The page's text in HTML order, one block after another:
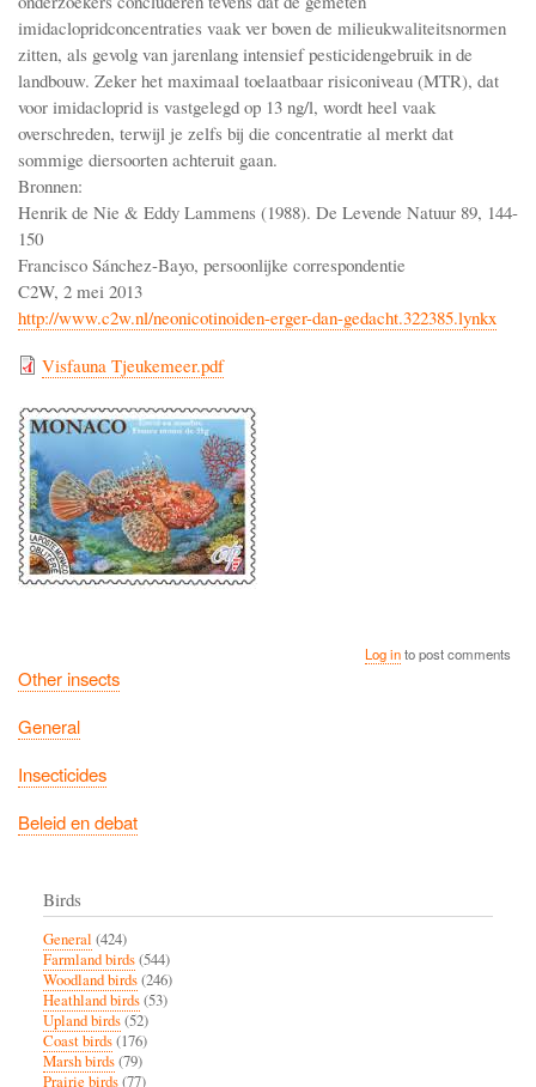
imidaclopridconcentraties vaak ver boven de milieukwaliteitsnormen
zitten, als gevolg van jarenlang intensief pesticidengebruik in de
landbouw. Zeker het maximaal toelaatbaar risiconiveau (MTR), dat
voor imidacloprid is vastgelegd op 13 ng/l, wordt heel vaak
overschreden, terwijl je zelfs bij die concentratie al merkt dat
sommige diersoorten achteruit gaan.
Bronnen:
Henrik de Nie & Eddy Lammens (1988). De Levende Natuur 89, 144-
150
Francisco Sánchez-Bayo, persoonlijke correspondentie
C2W, 2 mei 2013
http://www.c2w.nl/neonicotinoiden-erger-dan-gedacht.322385.lynkx
Visfauna Tjeukemeer.pdf
Log into post comments
Other insects
General
Insecticides
Beleid en debat
Birds
General (424)
Farmland birds(544)
Woodland birds(246)
Heathland birds(53)
Upland birds(52)
Coast birds(176)
Marsh birds(79)
Prairie birds(77)